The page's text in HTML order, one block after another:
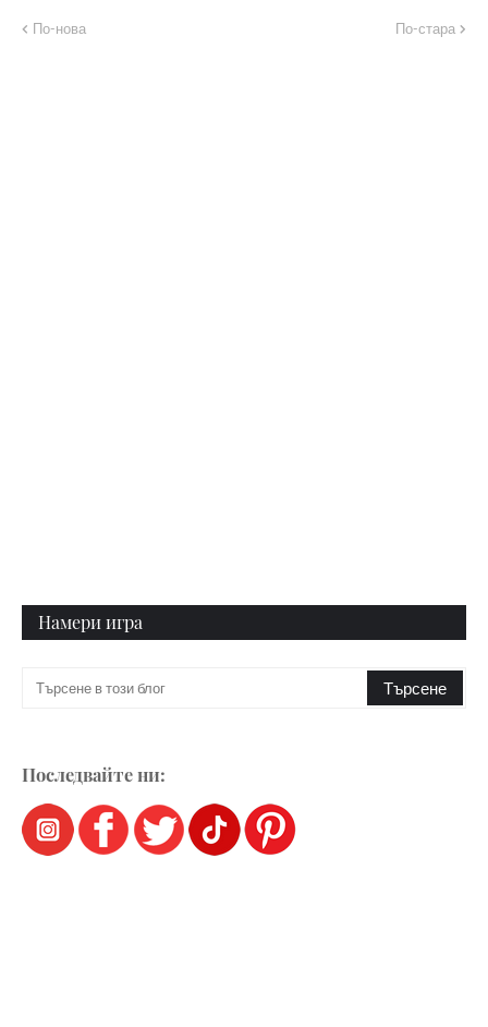
По-нова По-стара
Намери игра
Последвайте ни: